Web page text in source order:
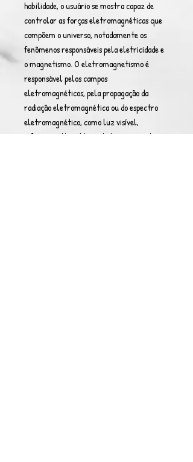
habilidade, o usuário se mostra capaz de
controlar as forças eletromagnéticas que
compõem o universo, notadamente os
fenômenos responsáveis pela eletricidade e
o magnetismo. O eletromagnetismo é
responsável pelos campos
eletromagnéticos, pela propagação da
radiação eletromagnética ou do espectro
eletromagnético, como luz visível,
infravermelho, ultravioleta, microondas e